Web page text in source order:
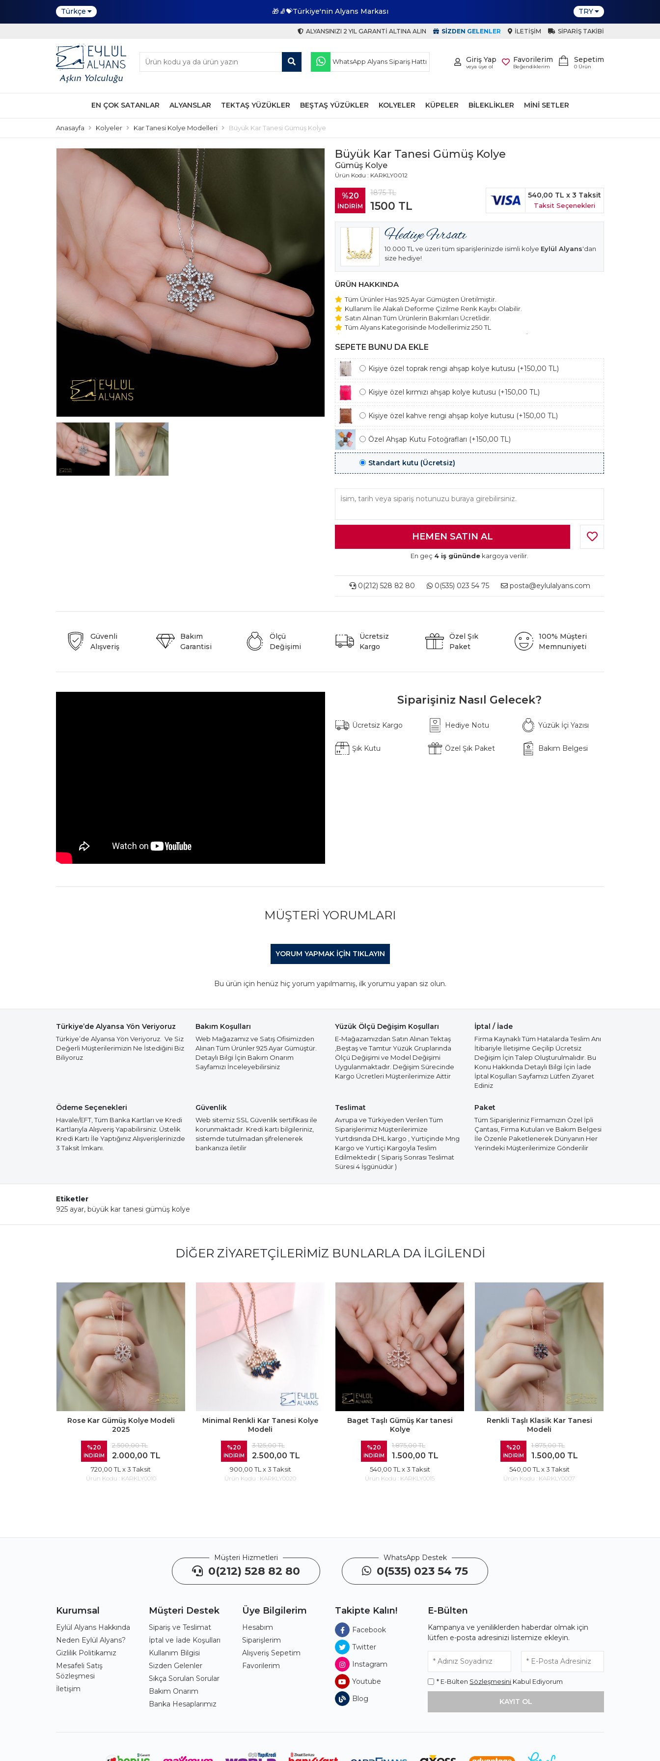
Türkçe 🎁🧦💝Türkiye'nin Alyans Markası TRY
ALYANSINIZI 2 YIL GARANTI ALTINA ALIN SIZDEN GELENLER İLETIŞIM SIPARIŞ TAKIBI
Sepetim
0 Ürün
Favorilerim
Beğendiklerim
Giriş Yap
veya üye ol
WhatsApp Alyans Sipariş Hattı
EN ÇOK SATANLAR ALYANSLAR TEKTAŞ YÜZÜKLER BEŞTAŞ YÜZÜKLER KOLYELER KÜPELER BILEKLIKLER MINI SETLER
Anasayfa Kolyeler Kar Tanesi Kolye Modelleri Büyük Kar Tanesi Gümüş Kolye
Büyük Kar Tanesi Gümüş Kolye
Gümüş Kolye
Ürün Kodu : KARKLY0012
%20
İNDİRİM
1875TL
1500 TL
540,00 TL x 3 Taksit
Taksit Seçenekleri
10.000 TL ve üzeri tüm siparişlerinizde isimli kolye Eylül Alyans'dan
size hediye!
ÜRÜN HAKKINDA
Tüm Ürünler Has 925 Ayar Gümüşten Üretilmiştir.
Kullanım İle Alakalı Deforme Çizilme Renk Kaybı Olabilir.
Satın Alınan Tüm Ürünlerin Bakımları Ücretlidir.
Tüm Alyans Kategorisinde Modellerimiz 250 TL
Beştaş Tektaş Kolye ve Bileklik Modellerimiz 150 TL Sabit Ücret ile Hareket
Edilmektedir.
SEPETE BUNU DA EKLE
Kişiye özel toprak rengi ahşap kolye kutusu (+150,00 TL)
Kişiye özel kırmızı ahşap kolye kutusu (+150,00 TL)
Kişiye özel kahve rengi ahşap kolye kutusu (+150,00 TL)
Özel Ahşap Kutu Fotoğrafları (+150,00 TL)
Standart kutu (Ücretsiz)
En geç 4 iş gününde kargoya verilir.
0(212) 528 82 80 0(535) 023 54 75 posta@eylulalyans.com
Güvenli
Alışveriş
Bakım
Garantisi
Ölçü
Değişimi
Ücretsiz
Kargo
Özel Şık
Paket
100% Müşteri
Memnuniyeti
Siparişiniz Nasıl Gelecek?
Ücretsiz Kargo Hediye Notu Yüzük İçi Yazısı
Şık Kutu Özel Şık Paket Bakım Belgesi
MÜŞTERI YORUMLARI
YORUM YAPMAK IÇIN TIKLAYIN
Bu ürün için henüz hiç yorum yapılmamış, ilk yorumu yapan siz olun.
Türkiye’de Alyansa Yön Veriyoruz
Türkiye’de Alyansa Yön Veriyoruz. Ve Siz
Değerli Müşterilerimizin Ne İstediğini Biz
Biliyoruz
Bakım Koşulları
Web Mağazamız ve Satış Ofisimizden
Alınan Tüm Ürünler 925 Ayar Gümüştür.
Detaylı Bilgi İçin Bakım Onarım
Sayfamızı İnceleyebilirsiniz
Yüzük Ölçü Değişim Koşulları
E-Mağazamızdan Satın Alınan Tektaş
,Beştaş ve Tamtur Yüzük Gruplarında
Ölçü Değişimi ve Model Değişimi
Uygulanmaktadır. Değişim Sürecinde
Kargo Ücretleri Müşterilerimize Aittir
İptal / İade
Firma Kaynaklı Tüm Hatalarda Teslim Anı
İtibariyle İletişime Geçilip Ücretsiz
Değişim İçin Talep Oluşturulmalıdır. Bu
Konu Hakkında Detaylı Bilgi İçin İade
İptal Koşulları Sayfamızı Lütfen Ziyaret
Ediniz
Ödeme Seçenekleri
Havale/EFT, Tüm Banka Kartları ve Kredi
Kartlarıyla Alışveriş Yapabilirsiniz. Üstelik
Kredi Kartı İle Yaptığınız Alışverişlerinizde
3 Taksit İmkanı.
Güvenlik
Web sitemiz SSL Güvenlik sertifikası ile
korunmaktadır. Kredi kartı bilgileriniz,
sistemde tutulmadan şifrelenerek
bankanıza iletilir
Teslimat
Avrupa ve Türkiyeden Verilen Tüm
Siparişlerimiz Müşterilerimize
Yurtdısında DHL kargo , Yurtiçinde Mng
Kargo ve Yurtiçi Kargoyla Teslim
Edilmektedir ( Sipariş Sonrası Teslimat
Süresi 4 İşgünüdür )
Paket
Tüm Siparişleriniz Firmamızın Özel İpli
Çantası, Firma Kutuları ve Bakım Belgesi
İle Özenle Paketlenerek Dünyanın Her
Yerindeki Müşterilerimize Gönderilir
Etiketler
925 ayar, büyük kar tanesi gümüş kolye
DIĞER ZIYARETÇILERIMIZ BUNLARLA DA İLGILENDI
Rose Kar Gümüş Kolye Modeli
2025
%20
İNDİRİM
2.500,00 TL
2.000,00 TL
720,00 TL x 3 Taksit
Ürün Kodu : KARKLY0010
Minimal Renkli Kar Tanesi Kolye
Modeli
%20
İNDİRİM
3.125,00 TL
2.500,00 TL
900,00 TL x 3 Taksit
Ürün Kodu : KARKLY0020
Baget Taşlı Gümüş Kar tanesi
Kolye
%20
İNDİRİM
1.875,00 TL
1.500,00 TL
540,00 TL x 3 Taksit
Ürün Kodu : KARKLY0015
Renkli Taşlı Klasik Kar Tanesi
Modeli
%20
İNDİRİM
1.875,00 TL
1.500,00 TL
540,00 TL x 3 Taksit
Ürün Kodu : KARKLY0007
Müşteri Hizmetleri
0(212) 528 82 80
WhatsApp Destek
0(535) 023 54 75
Kurumsal
Eylül Alyans Hakkında
Neden Eylül Alyans?
Gizlilik Politikamız
Mesafeli Satış
Sözleşmesi
İletişim
Müşteri Destek
Sipariş ve Teslimat
İptal ve İade Koşulları
Kullanım Bilgisi
Sizden Gelenler
Sıkça Sorulan Sorular
Bakım Onarım
Banka Hesaplarımız
Üye Bilgilerim
Hesabım
Siparişlerim
Alışveriş Sepetim
Favorilerim
Takipte Kalın!
Facebook
Twitter
Instagram
Youtube
Blog
E-Bülten
Kampanya ve yeniliklerden haberdar olmak için
lütfen e-posta adresinizi listemize ekleyin.
* E-Bülten Sözleşmesini Kabul Ediyorum